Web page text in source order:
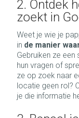
2. Ontdek
zoekt in
Weet je wie je
in de manier
Gebruiken ze
hun vragen of
ze op zoek naar
locatie geen rol?
je die informatie